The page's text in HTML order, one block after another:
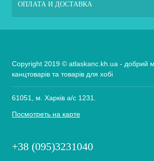
ОПЛАТА И ДОСТАВКА
Copyright 2019 © atlaskanc.kh.ua - добрий
канцтоварів та товарів для хобі
61051, м. Харків а/с 1231.
Посмотреть на карте
+38 (095)3231040